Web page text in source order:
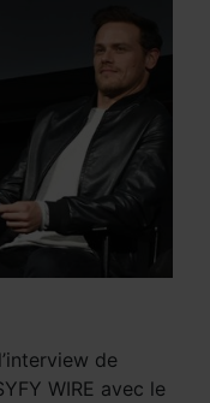
Caitriona
Balfe
Interviews
Video
Interviews
Video - de
2019 , l'Acteur
Sam Heughan
Outlander -
Heughan
Sous les
de
WIRE avec le